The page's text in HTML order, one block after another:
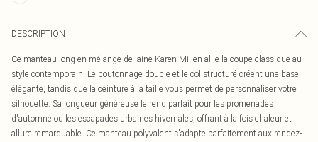
DESCRIPTION
Ce manteau long en mélange de laine Karen Millen allie la coupe classique au
style contemporain. Le boutonnage double et le col structuré créent une base
élégante, tandis que la ceinture à la taille vous permet de personnaliser votre
silhouette. Sa longueur généreuse le rend parfait pour les promenades
d'automne ou les escapades urbaines hivernales, offrant à la fois chaleur et
allure remarquable. Ce manteau polyvalent s'adapte parfaitement aux rendez-